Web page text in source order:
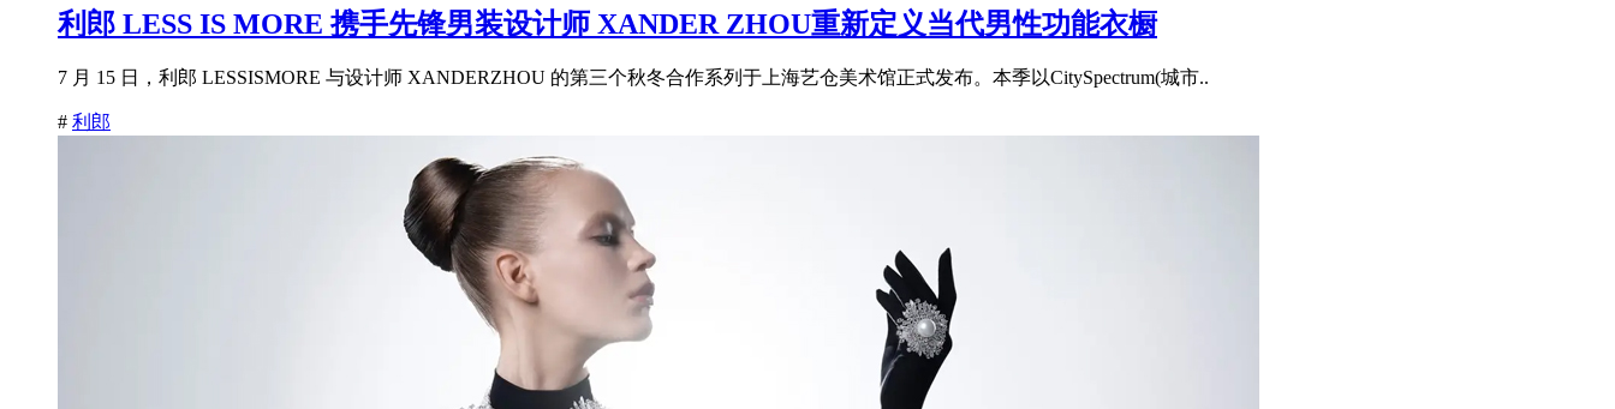
利郎 LESS IS MORE 携手先锋男装设计师 XANDER ZHOU重新定义当代男性功能衣橱
7 月 15 日，利郎 LESSISMORE 与设计师 XANDERZHOU 的第三个秋冬合作系列于上海艺仓美术馆正式发布。本季以CitySpectrum(城市..
# 利郎